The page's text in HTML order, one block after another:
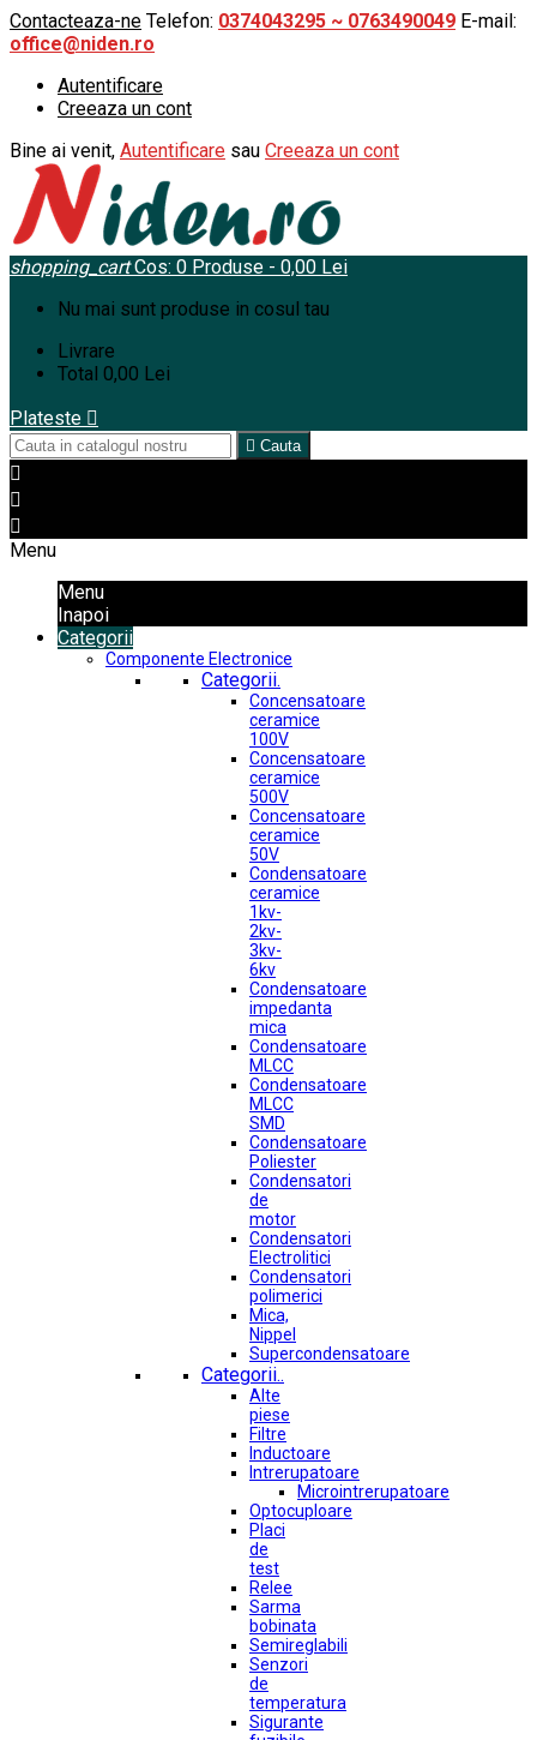
Contacteaza-ne Telefon: 0374043295 ~ 0763490049 E-mail:
office@niden.ro
Autentificare
Creeaza un cont
Bine ai venit, Autentificare sau Creeaza un cont
shopping_cart Cos: 0 Produse - 0,00 Lei
Nu mai sunt produse in cosul tau
Livrare
Total 0,00 Lei
Plateste 
 Cauta



Menu
Menu
Inapoi
Categorii
Componente Electronice
Categorii.
Concensatoare
ceramice
100V
Concensatoare
ceramice
500V
Concensatoare
ceramice
50V
Condensatoare
ceramice
1kv-
2kv-
3kv-
6kv
Condensatoare
impedanta
mica
Condensatoare
MLCC
Condensatoare
MLCC
SMD
Condensatoare
Poliester
Condensatori
de
motor
Condensatori
Electrolitici
Condensatori
polimerici
Mica,
Nippel
Supercondensatoare
Categorii..
Alte
piese
Filtre
Inductoare
Intrerupatoare
Microintrerupatoare
Optocuploare
Placi
de
test
Relee
Sarma
bobinata
Semireglabili
Senzori
de
temperatura
Sigurante